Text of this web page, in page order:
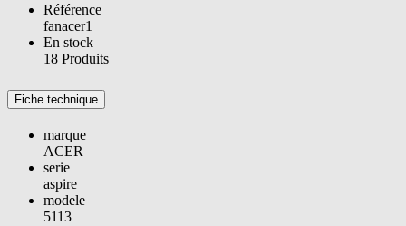
Référence
fanacer1
En stock
18 Produits
Fiche technique
marque
ACER
serie
aspire
modele
5113